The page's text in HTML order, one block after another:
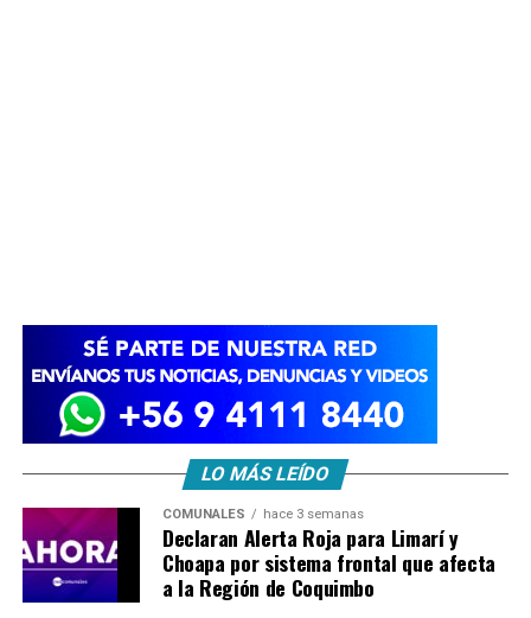
LO MÁS LEÍDO
COMUNALES hace 3 semanas
Declaran Alerta Roja para Limarí y
Choapa por sistema frontal que afecta
a la Región de Coquimbo